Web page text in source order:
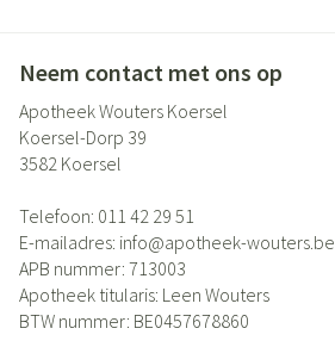
Neem contact met ons op
Apotheek Wouters Koersel
Koersel-Dorp 39
3582 Koersel
Telefoon: 011 42 29 51
E-mailadres: info@apotheek-wouters.be
APB nummer: 713003
Apotheek titularis: Leen Wouters
BTW nummer: BE0457678860